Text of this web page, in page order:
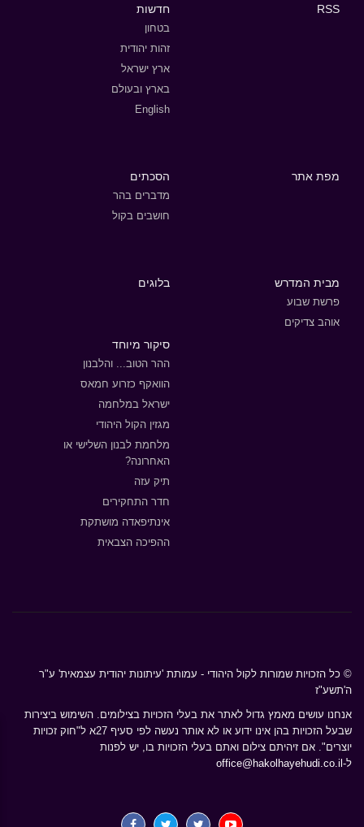
RSS חדשות
בטחון
זהות יהודית
ארץ ישראל
בארץ ובעולם
English
מפת אתר הסכתים
מדברים בהר
חושבים בקול
מבית המדרש
פרשת שבוע
אוהב צדיקים
בלוגים
סיקור מיוחד
ההר הטוב... והלבנון
הוואקף כזרוע חמאס
ישראל במלחמה
מגזין הקול היהודי
מלחמת לבנון השלישי או
האחרונה?
תיק עזה
חדר התחקירים
אינתיפאדה מושתקת
ההפיכה הצבאית
© כל הזכויות שמורות לקול היהודי - עמותת 'עיתונות יהודית עצמאית' ע"ר
ה'תשע"ז
אנחנו עושים מאמץ גדול לאתר את בעלי הזכויות בצילומים. השימוש ביצירות
שבעל הזכויות בהן אינו ידוע או לא אותר נעשה לפי סעיף 27א ל"חוק זכויות
יוצרים". אם זיהיתם צילום ואתם בעלי הזכויות בו, יש לפנות
ל- office@hakolhayehudi.co.il